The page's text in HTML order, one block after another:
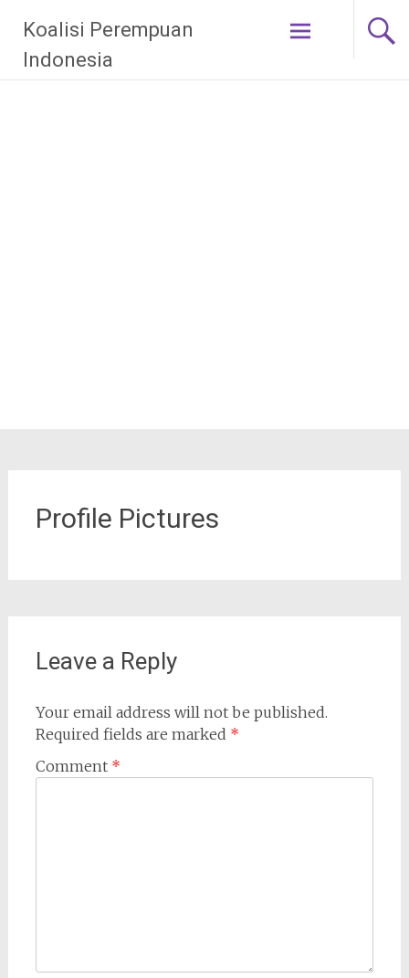
content
Koalisi Perempuan
Indonesia
Profile Pictures
Leave a Reply
Your email address will not be published.
Required fields are marked *
Comment *